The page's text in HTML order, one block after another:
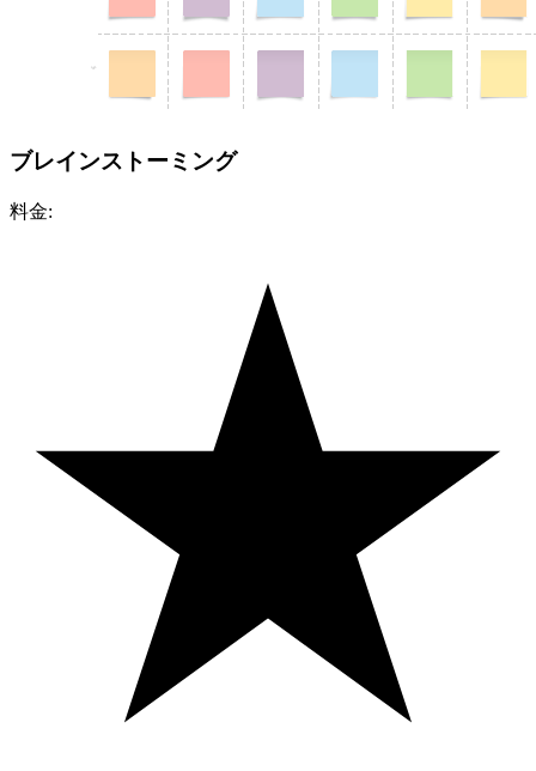
ブレインストーミング
料金: